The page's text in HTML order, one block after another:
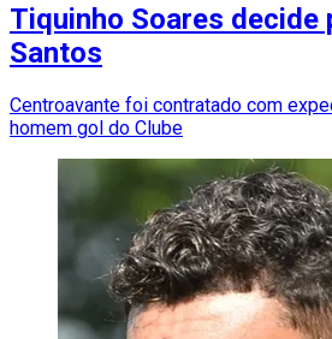
Tiquinho Soares decide
Santos
Centroavante foi contratado com
homem gol do Clube